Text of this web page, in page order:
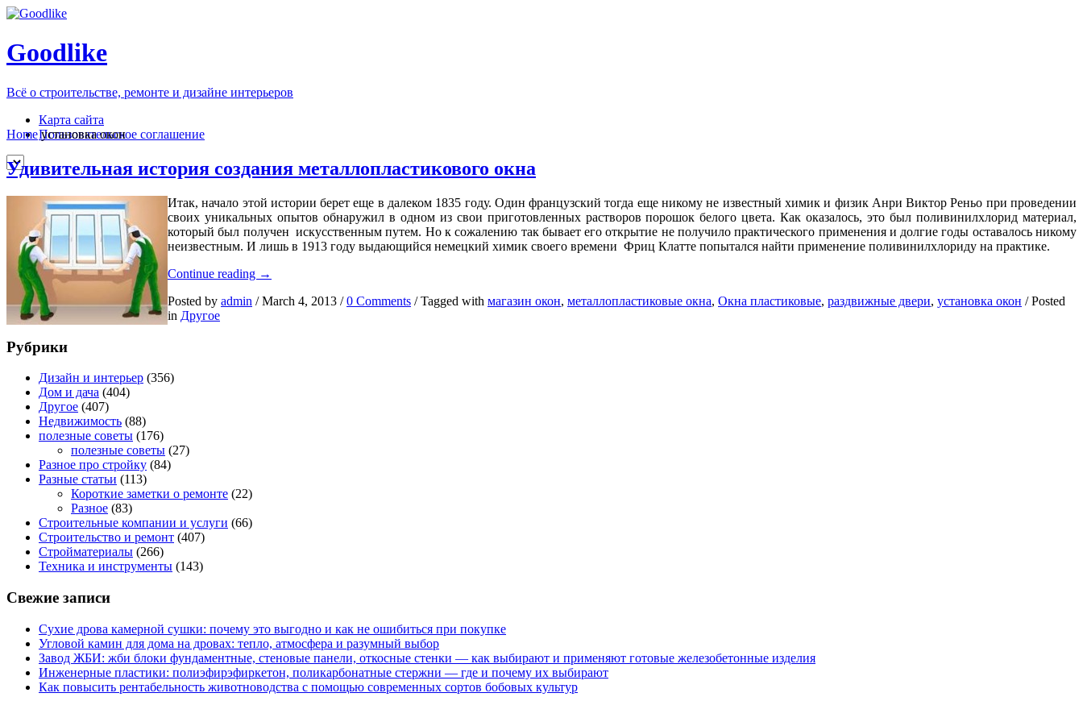
Goodlike
Всё о строительстве, ремонте и дизайне интерьеров
Карта сайта
Пользовательское соглашение
Home установка окон
Удивительная история создания металлопластикового окна
Итак, начало этой истории берет еще в далеком 1835 году. Один французский тогда еще никому не известный химик и физик Анри Виктор Реньо при проведении
своих уникальных опытов обнаружил в одном из свои приготовленных растворов порошок белого цвета. Как оказалось, это был поливинилхлорид материал,
который был получен искусственным путем. Но к сожалению так бывает его открытие не получило практического применения и долгие годы оставалось никому
неизвестным. И лишь в 1913 году выдающийся немецкий химик своего времени Фриц Клатте попытался найти применение поливинилхлориду на практике.
Continue reading Удивительная
создания
→
Posted by admin / March 4, 2013 / 0 Comments / Tagged with магазин окон, металлопластиковые окна, Окна пластиковые, раздвижные двери, установка окон / Posted
in Другое
Рубрики
Дизайн и интерьер (356)
Дом и дача (404)
Другое (407)
Недвижимость (88)
полезные советы (176)
полезные советы (27)
Разное про стройку (84)
Разные статьи (113)
Короткие заметки о ремонте (22)
Разное (83)
Строительные компании и услуги (66)
Строительство и ремонт (407)
Стройматериалы (266)
Техника и инструменты (143)
Свежие записи
Сухие дрова камерной сушки: почему это выгодно и как не ошибиться при покупке
Угловой камин для дома на дровах: тепло, атмосфера и разумный выбор
Завод ЖБИ: жби блоки фундаментные, стеновые панели, откосные стенки — как выбирают и применяют готовые железобетонные изделия
Инженерные пластики: полиэфирэфиркетон, поликарбонатные стержни — где и почему их выбирают
Как повысить рентабельность животноводства с помощью современных сортов бобовых культур